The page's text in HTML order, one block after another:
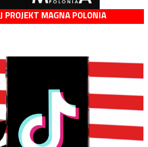
PROJEKT MAGNA POLONIA